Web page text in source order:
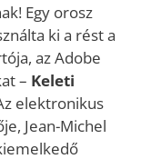
Egy orosz
ki a rést a
az Adobe
– Keleti
elektronikus
Jean-Michel